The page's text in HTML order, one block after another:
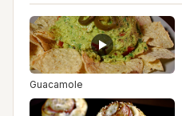
Guacamole